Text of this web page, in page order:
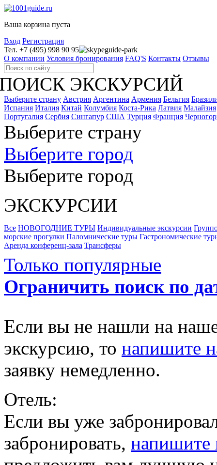
Ваша корзина пуста
Вход Регистрация
Тел. +7 (495) 998 90 95
guide-park
О компании Условия бронирования FAQ'S Контакты Отзывы
ЭКСКУРСИЙ
Выберите страну Австрия Аргентина Армения Бельгия
Испания Италия Китай Колумбия Коста-Рика Латвия Малайзия
Португалия Сербия Сингапур США Турция Франция
Выберите страну
Выберите город
Выберите город
ЭКСКУРСИИ
Все НОВОГОДНИЕ ТУРЫ Индивидуальные экскурсии
морские прогулки Паломнические туры Гастрономические
Аренда конференц-зала Трансферы
Только популярные
Ограничить поиск по
Если вы не нашли на
экскурсию, то напишите
заявку немедленно.
Отель:
Если вы уже
забронировать, напишите